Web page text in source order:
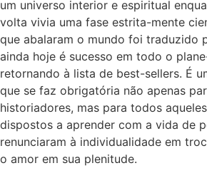
um universo interior e espiritual
volta vivia uma fase estrita-mente
que abalaram o mundo foi traduzido
ainda hoje é sucesso em todo o
retornando à lista de best-sellers. É
que se faz obrigatória não apenas
historiadores, mas para todos
dispostos a aprender com a vida de
renunciaram à individualidade em
o amor em sua plenitude.